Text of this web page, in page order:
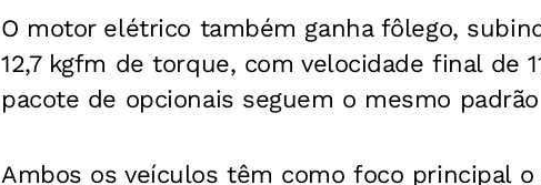
O motor elétrico também ganha fôlego,
12,7 kgfm de torque, com velocidade final de
pacote de opcionais seguem o mesmo
Ambos os veículos têm como foco principal